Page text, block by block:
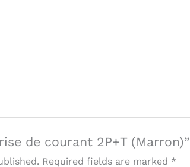
de courant 2P+T (Marron)”
Required fields are marked *